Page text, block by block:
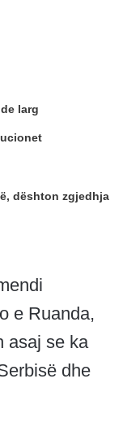
larg
dështon zgjedhja
e Ruanda,
asaj se ka
dhe